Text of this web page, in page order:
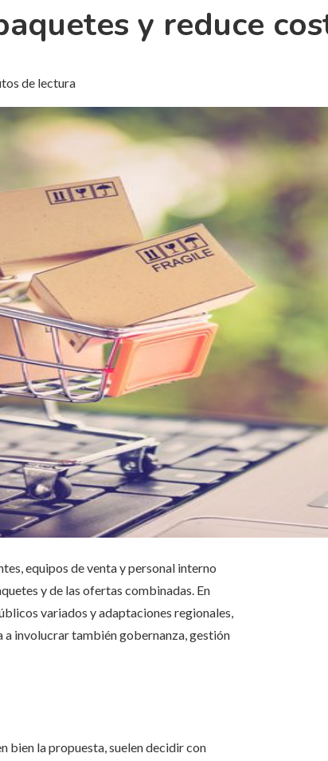
y reduce
de lectura
equipos de venta y personal interno
y de las ofertas combinadas. En
variados y adaptaciones regionales,
a involucrar también gobernanza, gestión
bien la propuesta, suelen decidir con